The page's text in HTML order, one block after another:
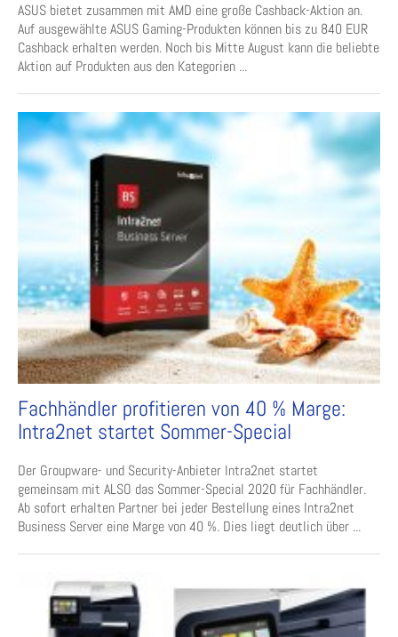
ASUS bietet zusammen mit AMD eine große Cashback-Aktion an.
Auf ausgewählte ASUS Gaming-Produkten können bis zu 840 EUR
Cashback erhalten werden. Noch bis Mitte August kann die beliebte
Aktion auf Produkten aus den Kategorien ...
Fachhändler profitieren von 40 % Marge:
Intra2net startet Sommer-Special
Der Groupware- und Security-Anbieter Intra2net startet
gemeinsam mit ALSO das Sommer-Special 2020 für Fachhändler.
Ab sofort erhalten Partner bei jeder Bestellung eines Intra2net
Business Server eine Marge von 40 %. Dies liegt deutlich über ...